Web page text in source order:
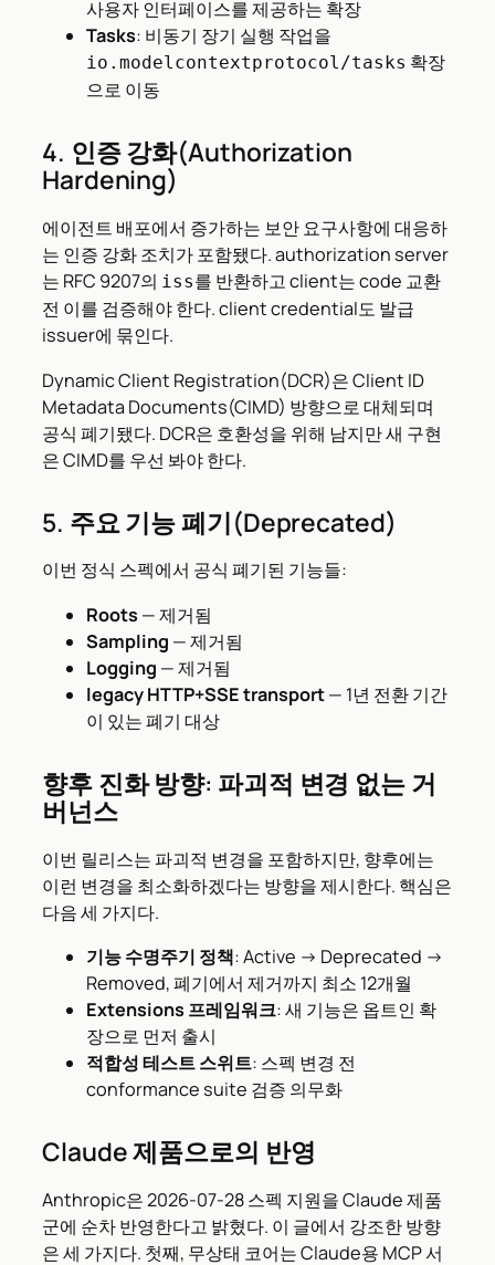
사용자 인터페이스를 제공하는 확장
Tasks: 비동기 장기 실행 작업을
io.modelcontextprotocol/tasks 확장
으로 이동
4. 인증 강화(Authorization
Hardening)
에이전트 배포에서 증가하는 보안 요구사항에 대응하
는 인증 강화 조치가 포함됐다. authorization server
는 RFC 9207의 iss를 반환하고 client는 code 교환
전 이를 검증해야 한다. client credential도 발급
issuer에 묶인다.
Dynamic Client Registration(DCR)은 Client ID
Metadata Documents(CIMD) 방향으로 대체되며
공식 폐기됐다. DCR은 호환성을 위해 남지만 새 구현
은 CIMD를 우선 봐야 한다.
5. 주요 기능 폐기(Deprecated)
이번 정식 스펙에서 공식 폐기된 기능들:
Roots — 제거됨
Sampling — 제거됨
Logging — 제거됨
legacy HTTP+SSE transport— 1년 전환 기간
이 있는 폐기 대상
향후 진화 방향: 파괴적 변경 없는 거
버넌스
이번 릴리스는 파괴적 변경을 포함하지만, 향후에는
이런 변경을 최소화하겠다는 방향을 제시한다. 핵심은
다음 세 가지다.
기능 수명주기 정책: Active → Deprecated →
Removed, 폐기에서 제거까지 최소 12개월
Extensions 프레임워크: 새 기능은 옵트인 확
장으로 먼저 출시
적합성 테스트 스위트: 스펙 변경 전
conformance suite 검증 의무화
Claude 제품으로의 반영
Anthropic은 2026-07-28 스펙 지원을 Claude 제품
군에 순차 반영한다고 밝혔다. 이 글에서 강조한 방향
은 세 가지다. 첫째, 무상태 코어는 Claude용 MCP 서